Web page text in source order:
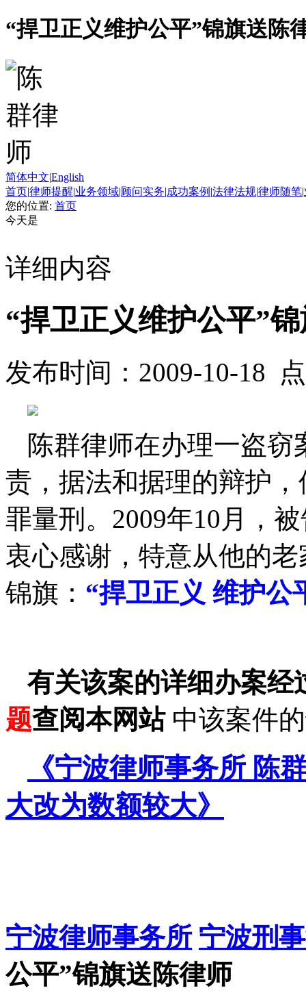
“捍卫正义维护公平”锦旗送陈
简体中文|English
首页|律师提醒|业务领域|顾问实务|成功案例 |法律法规|律师随笔|
您的位置: 首页
今天是
详细内容
“捍卫正义维护公平”
发布时间：2009-10-18
陈群律师在办理一盗
责，据法和据理的辩护，
罪量刑。2009年10月，
衷心感谢，特意从他的
锦旗： “捍卫正义 维护公
有关该案的详细办案经
题查阅本网站中该案件
《宁波律师事务所 陈
大改为数额较大》
宁波律师事务所 宁波刑
公平”锦旗送陈律师